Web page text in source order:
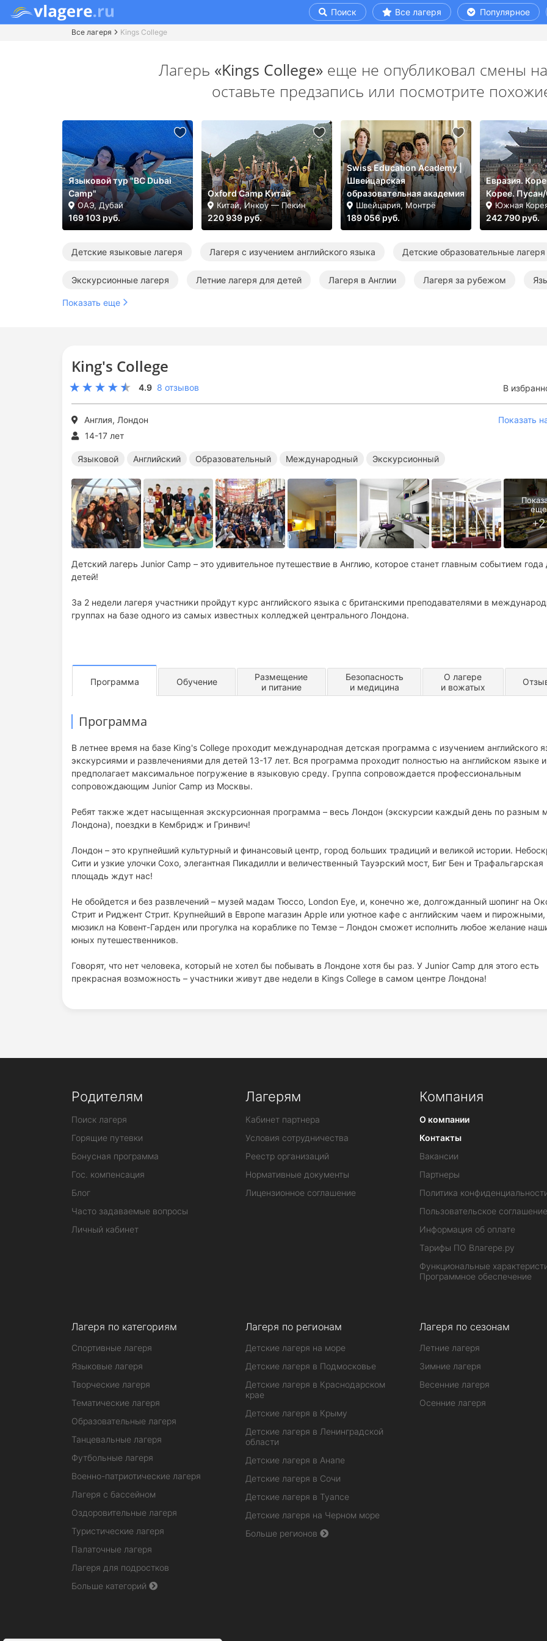
Поиск Все лагеря Популярное
Все лагеря Kings College
King's College
4.9 8 отзывов В
Англия, Лондон
Показать
14-17 лет
Языковой Английский Образовательный Международный Экскурсионный
Детский лагерь Junior Camp – это удивительное путешествие в Англию, которое станет главным событием года
детей!
За 2 недели лагеря участники пройдут курс английского языка с британскими преподавателями в
группах на базе одного из самых известных колледжей центрального Лондона.
Программа Обучение
Размещение
и питание
Безопасность
и медицина
О лагере
и вожатых
Программа
В летнее время на базе King's College проходит международная детская программа с изучением английского
экскурсиями и развлечениями для детей 13-17 лет. Вся программа проходит полностью на английском языке и
предполагает максимальное погружение в языковую среду. Группа сопровождается профессиональным
сопровождающим Junior Camp из Москвы.
Ребят также ждет насыщенная экскурсионная программа – весь Лондон (экскурсии каждый день по разным
Лондона), поездки в Кембридж и Гринвич!
Лондон – это крупнейший культурный и финансовый центр, город больших традиций и великой истории.
Сити и узкие улочки Сохо, элегантная Пикадилли и величественный Тауэрский мост, Биг Бен и Трафальгарская
площадь ждут нас!
Не обойдется и без развлечений – музей мадам Тюссо, London Eye, и, конечно же, долгожданный шопинг на
Стрит и Риджент Стрит. Крупнейший в Европе магазин Apple или уютное кафе с английским чаем и пирожными,
мюзикл на Ковент-Гарден или прогулка на кораблике по Темзе – Лондон сможет исполнить любое желание
юных путешественников.
Говорят, что нет человека, который не хотел бы побывать в Лондоне хотя бы раз. У Junior Camp для этого есть
прекрасная возможность – участники живут две недели в Kings College в самом центре Лондона!
Лагерь «Kings College» еще не опубликовал смены
оставьте предзапись или посмотрите
Языковой тур "BC Dubai
Camp"
ОАЭ, Дубай
169 103 руб.
Oxford Camp Китай
Китай, Инкоу — Пекин
220 939 руб.
Swiss Education Academy |
Швейцарская
образовательная академия
Швейцария, Монтрё
189 056 руб.
Евразия.
Корее.
Южная
242 790 руб.
Детские языковые лагеря Лагеря с изучением английского языка Детские образовательные лагеря
Экскурсионные лагеря Летние лагеря для детей Лагеря в Англии Лагеря за рубежом
Английские лагеря за границей
Летние образовательные лагеря
Показать еще
Родителям
Поиск лагеря
Горящие путевки
Бонусная программа
Гос. компенсация
Блог
Часто задаваемые вопросы
Личный кабинет
Лагерям
Кабинет партнера
Условия сотрудничества
Реестр организаций
Нормативные документы
Лицензионное соглашение
Компания
О компании
Контакты
Вакансии
Партнеры
Политика
Пользовательское соглашение
Информация об оплате
Тарифы ПО Влагере.ру
Функциональные
Программное обеспечение
Лагеря по категориям
Спортивные лагеря
Языковые лагеря
Творческие лагеря
Тематические лагеря
Образовательные лагеря
Танцевальные лагеря
Футбольные лагеря
Военно-патриотические лагеря
Лагеря с бассейном
Оздоровительные лагеря
Туристические лагеря
Палаточные лагеря
Лагеря для подростков
Больше категорий
Лагеря по регионам
Детские лагеря на море
Детские лагеря в Подмосковье
Детские лагеря в Краснодарском
крае
Детские лагеря в Крыму
Детские лагеря в Ленинградской
области
Детские лагеря в Анапе
Детские лагеря в Сочи
Детские лагеря в Туапсе
Детские лагеря на Черном море
Больше регионов
Лагеря по сезонам
Летние лагеря
Зимние лагеря
Весенние лагеря
Осенние лагеря